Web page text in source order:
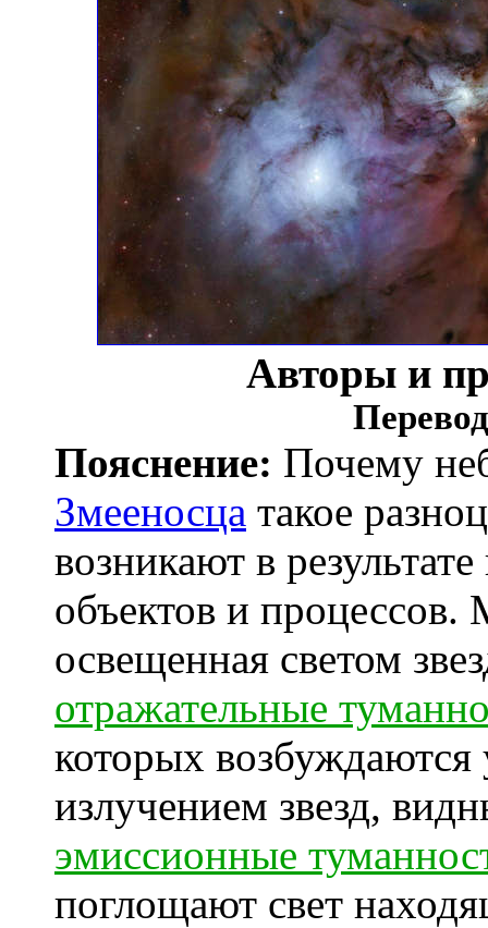
Авторы и
Пояснение: Почему
Змееносца такое
возникают в
объектов и
освещенная светом
отражательные
которых
излучением звезд,
эмиссионные
поглощают свет